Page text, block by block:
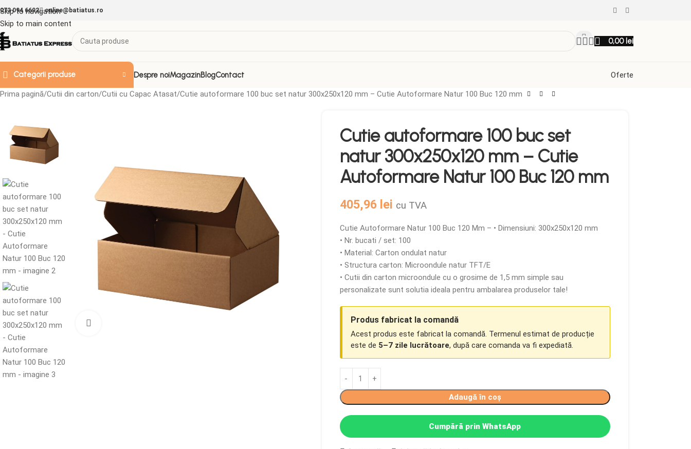
Skip to navigation
Skip to main content
094 6692 online@batiatus.ro
0,00 lei
Categorii produse Despre noiMagazinBlogContact Oferte
Prima pagină Cutii din carton Cutii cu Capac Atasat Cutie autoformare 100 buc set natur 300x250x120 mm – Cutie Autoformare Natur 100 Buc 120 mm
Cutie autoformare 100 buc set
natur 300x250x120 mm – Cutie
Autoformare Natur 100 Buc 120 mm
405,96 lei cu TVA
Cutie Autoformare Natur 100 Buc 120 Mm – • Dimensiuni: 300x250x120 mm
• Nr. bucati / set: 100
• Material: Carton ondulat natur
• Structura carton: Microondule natur TFT/E
• Cutii din carton microondule cu o grosime de 1,5 mm simple sau
personalizate sunt solutia ideala pentru ambalarea produselor tale!
Produs fabricat la comandă
Acest produs este fabricat la comandă. Termenul estimat de producție
este de 5–7 zile lucrătoare, după care comanda va fi expediată.
Adaugă în coș
Cumpără prin WhatsApp